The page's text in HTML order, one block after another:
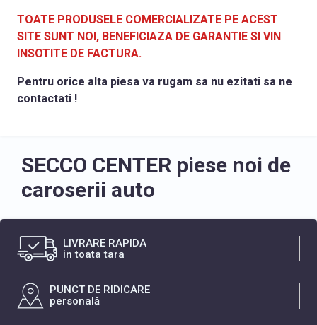
TOATE PRODUSELE COMERCIALIZATE PE ACEST
SITE SUNT NOI, BENEFICIAZA DE GARANTIE SI VIN
INSOTITE DE FACTURA.
Pentru orice alta piesa va rugam sa nu ezitati sa ne
contactati !
SECCO CENTER piese noi de
caroserii auto
LIVRARE RAPIDA
in toata tara
PUNCT DE RIDICARE
personală